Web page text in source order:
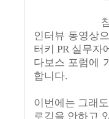
인터뷰 동영상
터키 PR 실무자
다보스 포럼에
합니다.
이번에는 그래
로깅을 안하고